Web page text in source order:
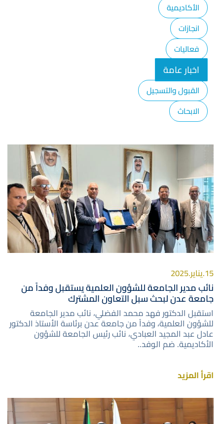
الأكاديمية
انجازات
فعاليات
اخبار عامة
القبول والتسجيل
الابحاث
15.يناير.2025
نائب مدير الجامعة للشؤون العلمية يستقبل وفداً من
جامعة عدن لبحث سبل التعاون المشترك
استقبل الدكتور فهد محمد الفضلي، نائب مدير الجامعة
للشؤون العلمية، وفداً من جامعة عدن برئاسة الأستاذ الدكتور
عادل عبد المجيد العبادي، نائب رئيس الجامعة للشؤون
الأكاديمية. ضم الوفد..
اقرأ المزيد
صورة